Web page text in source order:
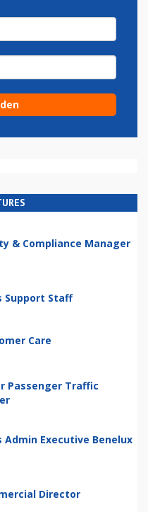
& Compliance Manager
Support Staff
Care
Passenger Traffic
Admin Executive Benelux
Director